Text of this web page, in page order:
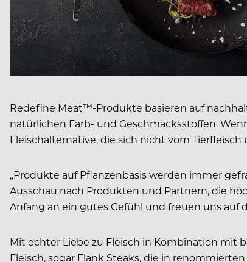
Redefine Meat™-Produkte basieren auf
natürlichen Farb- und Geschmacksstoffen.
Fleischalternative, die sich nicht vom Tierfleisch
„Produkte auf Pflanzenbasis werden immer
Ausschau nach Produkten und Partnern, die
Anfang an ein gutes Gefühl und freuen uns auf
Mit echter Liebe zu Fleisch in Kombination mit
Fleisch, sogar Flank Steaks, die in